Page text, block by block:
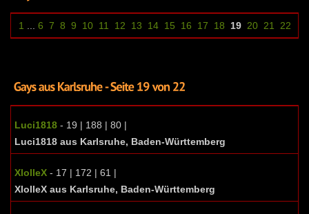
1 6 7 8 9 10 11 12 13 14 15 16 17 18 19 20 21 22
Luci1818 - 19 | 188 | 80 |
Luci1818 aus Karlsruhe, Baden-Württemberg
XlolleX - 17 | 172 | 61 |
XlolleX aus Karlsruhe, Baden-Württemberg